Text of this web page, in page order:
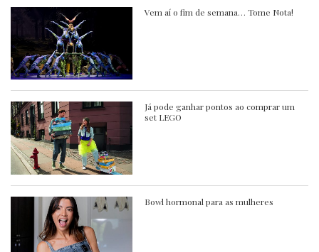
Vem aí o fim de semana… Tome Nota!
Já pode ganhar pontos ao comprar um
set LEGO
Bowl hormonal para as mulheres